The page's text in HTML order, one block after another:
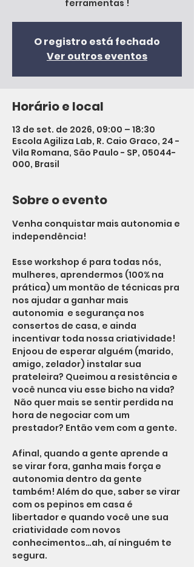
ferramentas !
O registro está fechado
Ver outros eventos
Horário e local
13 de set. de 2026, 09:00 – 18:30
Escola Agiliza Lab, R. Caio Graco, 24 -
Vila Romana, São Paulo - SP, 05044-
000, Brasil
Sobre o evento
Venha conquistar mais autonomia e
independência!
Esse workshop é para todas nós,
mulheres, aprendermos (100% na
prática) um montão de técnicas pra
nos ajudar a ganhar mais
autonomia  e segurança nos
consertos de casa, e ainda
incentivar toda nossa criatividade!
Enjoou de esperar alguém (marido,
amigo, zelador) instalar sua
prateleira? Queimou a resistência e
você nunca viu esse bicho na vida?
Não quer mais se sentir perdida na
hora de negociar com um
prestador? Então vem com a gente.
Afinal, quando a gente aprende a
se virar fora, ganha mais força e
autonomia dentro da gente
também! Além do que, saber se virar
com os pepinos em casa é
libertador e quando você une sua
criatividade com novos
conhecimentos…ah, aí ninguém te
segura.